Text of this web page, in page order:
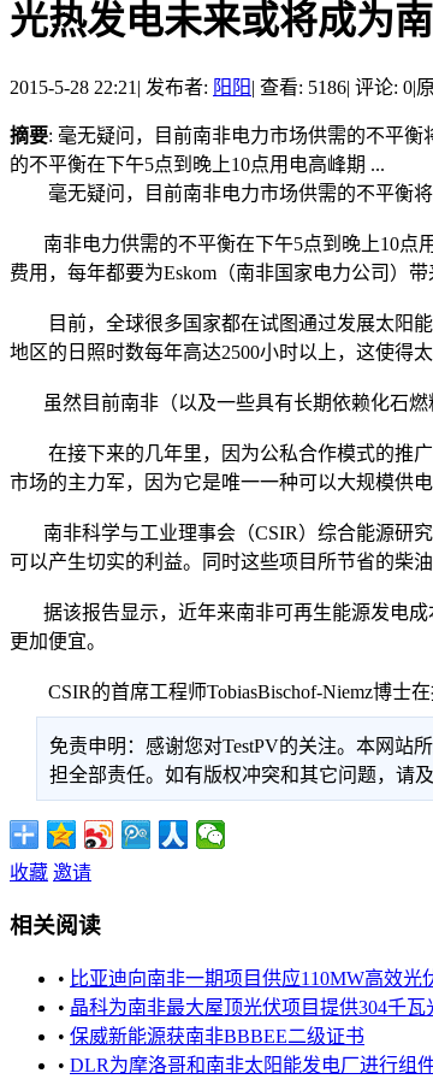
光热发电未来或将成为
2015-5-28 22:21 | 发布者: 阳阳| 查看: 5186| 评论: 0|
摘要: 毫无疑问，目前南非电力市场供需的不平
的不平衡在下午5点到晚上10点用电高峰期 ...
毫无疑问，目前南非电力市场供需的不平衡将
南非电力供需的不平衡在下午5点到晚上10点
费用，每年都要为Eskom（南非国家电力公司）
目前，全球很多国家都在试图通过发展太阳能
地区的日照时数每年高达2500小时以上，这使得
虽然目前南非（以及一些具有长期依赖化石燃
在接下来的几年里，因为公私合作模式的推广
市场的主力军，因为它是唯一一种可以大规模供
南非科学与工业理事会（CSIR）综合能源研究
可以产生切实的利益。同时这些项目所节省的柴油
据该报告显示，近年来南非可再生能源发电成
更加便宜。
CSIR的首席工程师TobiasBischof-Niemz博士在
免责申明：感谢您对TestPV的关注。本网站
担全部责任。如有版权冲突和其它问题，请
收藏 邀请
相关阅读
• 比亚迪向南非一期项目供应110MW高效光
• 晶科为南非最大屋顶光伏项目提供304千瓦
• 保威新能源获南非BBBEE二级证书
• DLR为摩洛哥和南非太阳能发电厂进行组